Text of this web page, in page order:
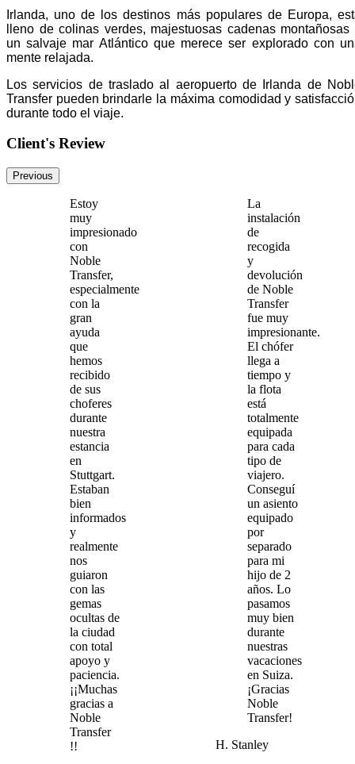
Irlanda, uno de los destinos más populares de Europa,
lleno de colinas verdes, majestuosas cadenas montañosas
un salvaje mar Atlántico que merece ser explorado con
mente relajada.
Los servicios de traslado al aeropuerto de Irlanda de
Transfer pueden brindarle la máxima comodidad y
durante todo el viaje.
Client's Review
Previous
Estoy
muy
impresionado
con
Noble
Transfer,
especialmente
con la
gran
ayuda
que
hemos
recibido
de sus
choferes
durante
nuestra
estancia
en
Stuttgart.
Estaban
bien
informados
y
realmente
nos
guiaron
con las
gemas
ocultas de
la ciudad
con total
apoyo y
paciencia.
¡¡Muchas
gracias a
Noble
Transfer
!!
La
instalación
de
recogida
y
devolución
de Noble
Transfer
fue muy
impresionante.
El chófer
llega a
tiempo y
la flota
está
totalmente
equipada
para cada
tipo de
viajero.
Conseguí
un asiento
equipado
por
separado
para mi
hijo de 2
años. Lo
pasamos
muy bien
durante
nuestras
vacaciones
en Suiza.
¡Gracias
Noble
Transfer!
H. Stanley